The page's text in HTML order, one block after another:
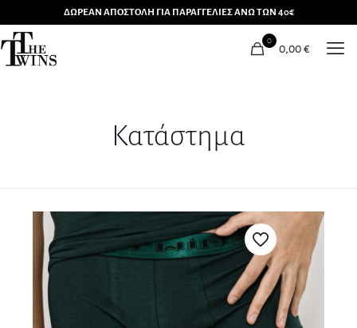
ΔΩΡΕΑΝ ΑΠΟΣΤΟΛΗ ΓΙΑ ΠΑΡΑΓΓΕΛΙΕΣ ΑΝΩ ΤΩΝ 40€
0
0,00€
Κατάστημα